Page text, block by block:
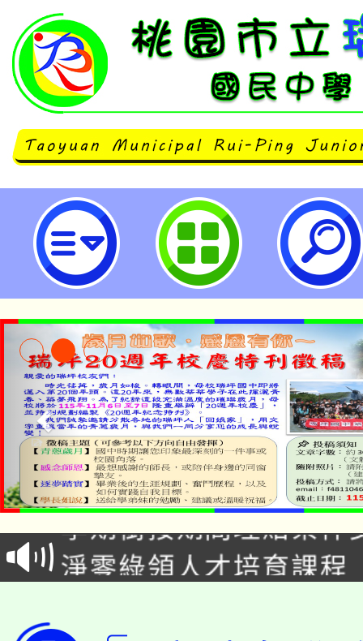
114年度詐騙防制宣導「教育部與
一封信」1份。-桃園市立瑞坪國民
115年食農教育專業人
程
學期銜接期間理賠案件
學籍身 分審查程序及
淨零綠領人才培育課程